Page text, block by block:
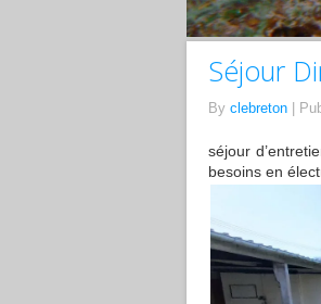
Séjour
By clebreton
séjour
besoins en